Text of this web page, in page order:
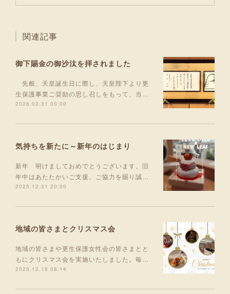
関連記事
御下賜金の御沙汰を拝されました
先般、天皇誕生日に際し、天皇陛下より更
生保護事業ご奨励の思し召しをもって、当…
2026.03.31 00:00
気持ちを新たに～新年のはじまり
新年 明けましておめでとうございます。旧
年中はあたたかいご支援、ご協力を賜り誠…
2025.12.31 20:00
地域の皆さまとクリスマス会
地域の皆さまや更生保護女性会の皆さまとと
もにクリスマス会を実施いたしました。毎…
2025.12.18 08:14